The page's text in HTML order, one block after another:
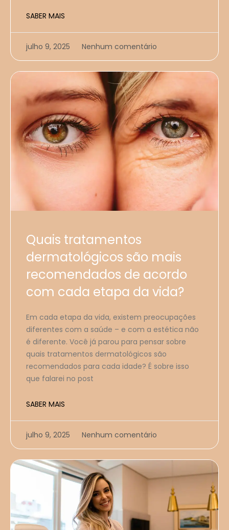
SABER MAIS
julho 9, 2025 Nenhum comentário
Quais tratamentos
dermatológicos são mais
recomendados de acordo
com cada etapa da vida?
Em cada etapa da vida, existem preocupações
diferentes com a saúde – e com a estética não
é diferente. Você já parou para pensar sobre
quais tratamentos dermatológicos são
recomendados para cada idade? É sobre isso
que falarei no post
SABER MAIS
julho 9, 2025 Nenhum comentário